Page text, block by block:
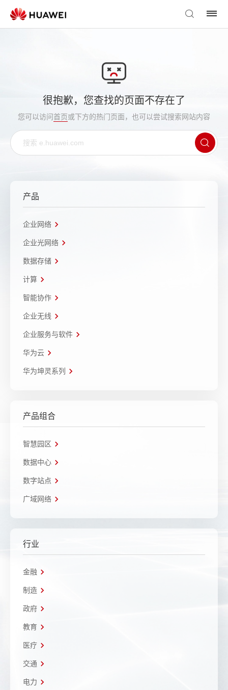
很抱歉，您查找的页面不存在了
您可以访问首页或下方的热门页面，也可以尝试搜索网站内容
产品
企业网络
企业光网络
数据存储
计算
智能协作
企业无线
企业服务与软件
华为云
华为坤灵系列
产品组合
智慧园区
数据中心
数字站点
广域网络
行业
金融
制造
政府
教育
医疗
交通
电力